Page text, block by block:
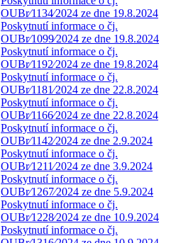
OUBr⁄1134⁄2024 ze dne 19.8.2024
Poskytnutí informace o čj.
OUBr⁄1099⁄2024 ze dne 19.8.2024
Poskytnutí informace o čj.
OUBr⁄1192⁄2024 ze dne 19.8.2024
Poskytnutí informace o čj.
OUBr⁄1181⁄2024 ze dne 22.8.2024
Poskytnutí informace o čj.
OUBr⁄1166⁄2024 ze dne 22.8.2024
Poskytnutí informace o čj.
OUBr⁄1142⁄2024 ze dne 2.9.2024
Poskytnutí informace o čj.
OUBr⁄1211⁄2024 ze dne 3.9.2024
Poskytnutí informace o čj.
OUBr⁄1267⁄2024 ze dne 5.9.2024
Poskytnutí informace o čj.
OUBr⁄1228⁄2024 ze dne 10.9.2024
Poskytnutí informace o čj.